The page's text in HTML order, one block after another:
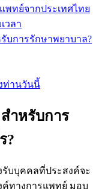
พทย์จากประเทศไทย
วลา
บการรักษาพยาบาล?
ท่านวันนี้
สำหรับการ
?
รับบุคคลที่ประสงค์จะ
ค์ทางการแพทย์ มอบ